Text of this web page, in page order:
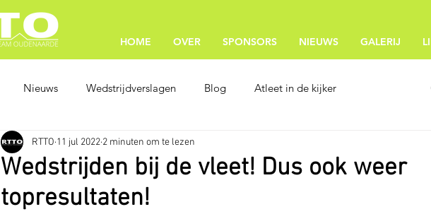
HOME OVER SPONSORS NIEUWS GALERIJ
Nieuws Wedstrijdverslagen Blog Atleet in de kijker
Wedstrijden bij de vleet! Dus ook weer
topresultaten!
RTTO 11 jul 2022 2 minuten om te lezen